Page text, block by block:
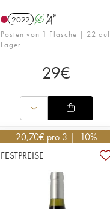
2022 A S
Posten von 1 Flasche | 22 auf
Lager
29€
20,70€ pro 3 | -10%
FESTPREISE